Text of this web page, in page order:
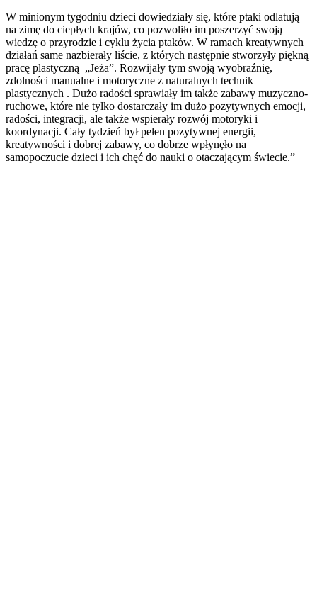
tup,
tup,
tup”-
Muszelki.
W minionym tygodniu dzieci dowiedziały się, które ptaki odlatują
na zimę do ciepłych krajów, co pozwoliło im poszerzyć swoją
wiedzę o przyrodzie i cyklu życia ptaków. W ramach kreatywnych
działań same nazbierały liście, z których następnie stworzyły piękną
pracę plastyczną „Jeża”. Rozwijały tym swoją wyobraźnię,
zdolności manualne i motoryczne z naturalnych technik
plastycznych . Dużo radości sprawiały im także zabawy muzyczno-
ruchowe, które nie tylko dostarczały im dużo pozytywnych emocji,
radości, integracji, ale także wspierały rozwój motoryki i
koordynacji. Cały tydzień był pełen pozytywnej energii,
kreatywności i dobrej zabawy, co dobrze wpłynęło na
samopoczucie dzieci i ich chęć do nauki o otaczającym świecie.”